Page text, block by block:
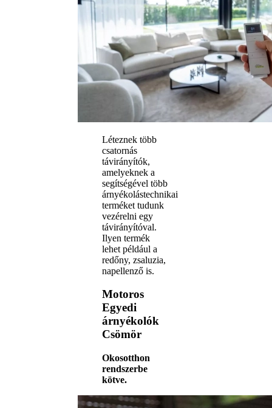
Léteznek több
csatornás
távirányítók,
amelyeknek a
segítségével több
árnyékolástechnikai
terméket tudunk
vezérelni egy
távirányítóval.
Ilyen termék
lehet például a
redőny, zsaluzia,
napellenző is.
Motoros
Egyedi
árnyékolók
Csömör
Okosotthon
rendszerbe
kötve.